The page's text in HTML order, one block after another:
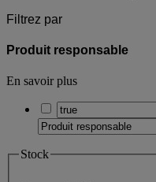
Filtrez par
Produit responsable
En savoir plus
Stock